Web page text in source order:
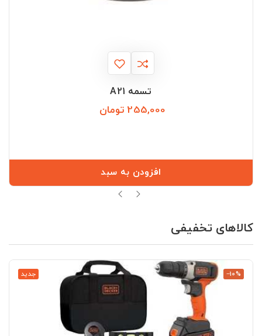
تسمه A21
255,000 تومان
افزودن به سبد
کالاهای تخفیفی
جدید ‎−10%